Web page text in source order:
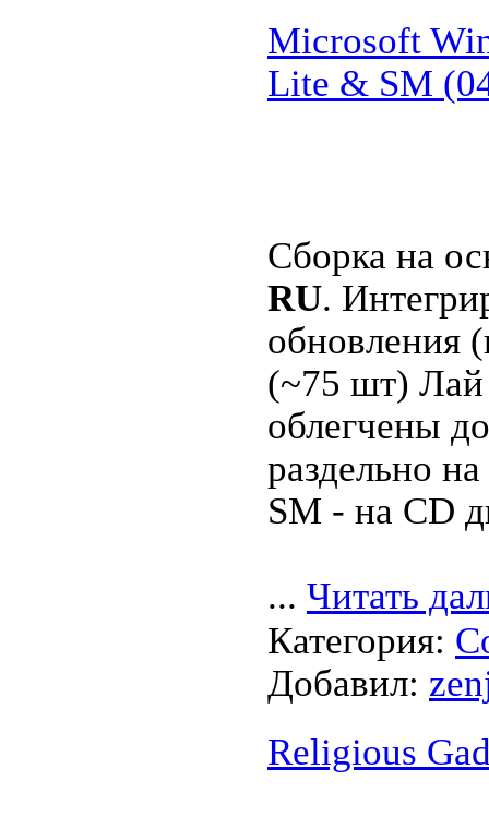
Microsoft
Lite & SM
Сборка на
RU.
обновления
(~75 шт)
облегчены
раздельно
SM - на CD
... Читать
Категория:
Добавил:
Religious